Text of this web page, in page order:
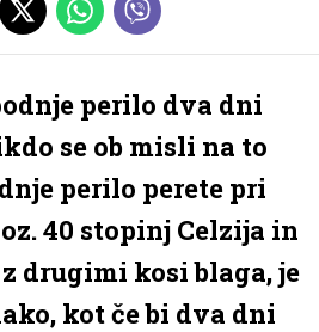
perilo dva dni
se ob misli na to
perilo perete pri
40 stopinj Celzija in
drugimi kosi blaga, je
kot če bi dva dni